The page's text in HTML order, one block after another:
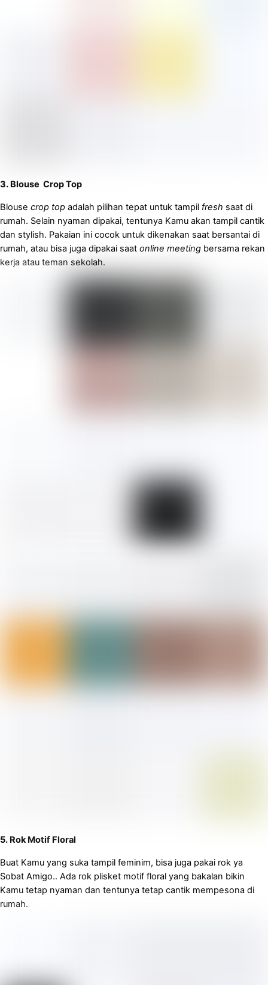
3. Blouse Crop Top
Blouse crop top adalah pilihan tepat untuk tampil fresh saat di
rumah. Selain nyaman dipakai, tentunya Kamu akan tampil cantik
dan stylish. Pakaian ini cocok untuk dikenakan saat bersantai di
rumah, atau bisa juga dipakai saat online meeting bersama rekan
kerja atau teman sekolah.
5. Rok Motif Floral
Buat Kamu yang suka tampil feminim, bisa juga pakai rok ya
Sobat Amigo.. Ada rok plisket motif floral yang bakalan bikin
Kamu tetap nyaman dan tentunya tetap cantik mempesona di
rumah.